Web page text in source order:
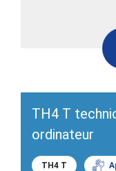
TH4 T
ordinateur
TH4 T